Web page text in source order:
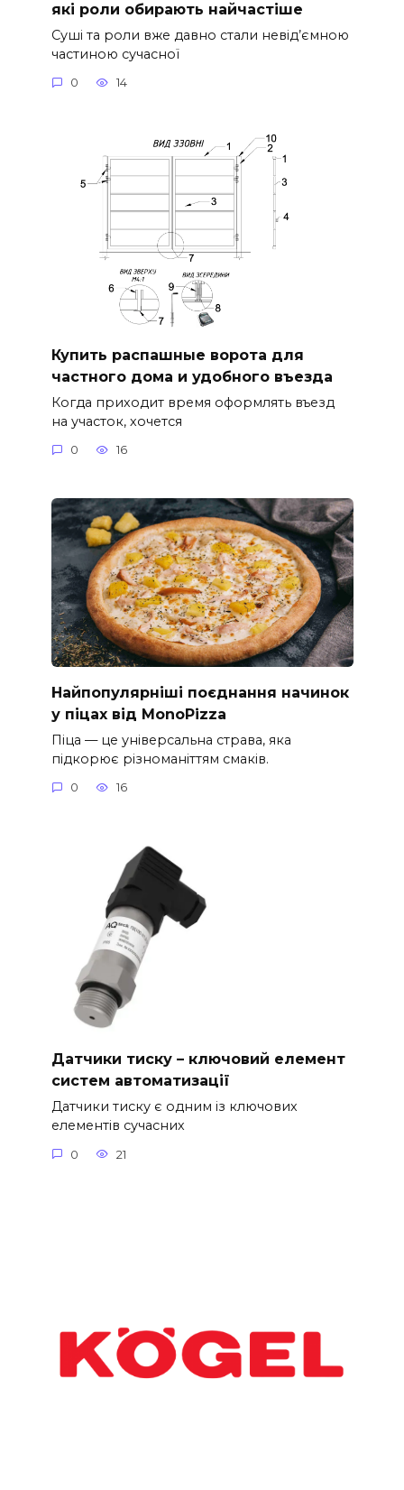
які роли обирають найчастіше
Суші та роли вже давно стали невід’ємною
частиною сучасної
0 14
Купить распашные ворота для
частного дома и удобного въезда
Когда приходит время оформлять въезд
на участок, хочется
0 16
Найпопулярніші поєднання начинок
у піцах від MonoPizza
Піца — це універсальна страва, яка
підкорює різноманіттям смаків.
0 16
Датчики тиску – ключовий елемент
систем автоматизації
Датчики тиску є одним із ключових
елементів сучасних
0 21